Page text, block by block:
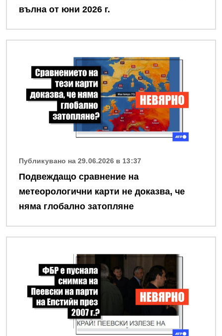
вълна от юни 2026 г.
Публикувано на 29.06.2026 в 13:37
Подвеждащо сравнение на
метеорологични карти не доказва, че
няма глобално затопляне